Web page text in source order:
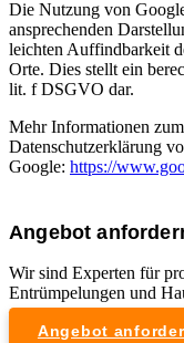
Die Nutzung von
ansprechenden
leichten Auffindbarkeit
Orte. Dies stellt ein
lit. f DSGVO dar.
Mehr Informationen
Datenschutzerklärung
Google: https://
Angebot
Wir sind Experten für
Entrümpelungen und
Angebot